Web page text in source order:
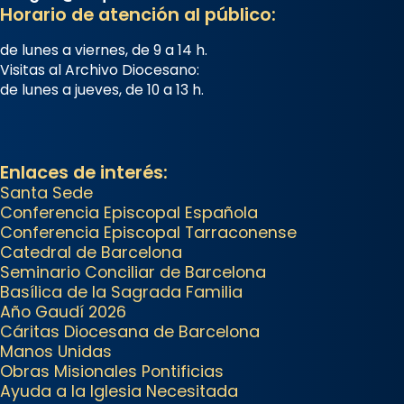
concelebrat el bisbe auxiliar de
Barcelona, Mons. David Abadías.
📸 Dr. G. Simón
2 weeks ago
Memòria de les santes Juliana i
Semproniana, verges i màrtirs.
Acompanyant la història de sant
Cugat, a partir de l’Edat Mitjana
sorgeix la tradició que les santes
Juliana (“relatiu a Júlia”) i
Semproniana (“relatiu a
Horario de atención al público:
de lunes a viernes, de 9 a 14 h.
Visitas al Archivo Diocesano:
de lunes a jueves, de 10 a 13 h.
Enlaces de interés:
Santa Sede
Conferencia Episcopal Española
Conferencia Episcopal Tarraconense
Catedral de Barcelona
Seminario Conciliar de Barcelona
Basílica de la Sagrada Familia
Año Gaudí 2026
Cáritas Diocesana de Barcelona
Manos Unidas
Obras Misionales Pontificias
Ayuda a la Iglesia Necesitada